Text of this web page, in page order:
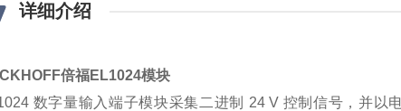
详细介绍
倍福EL1024模块
数字量输入端子模块采集二进制 24 V 控制信号，并